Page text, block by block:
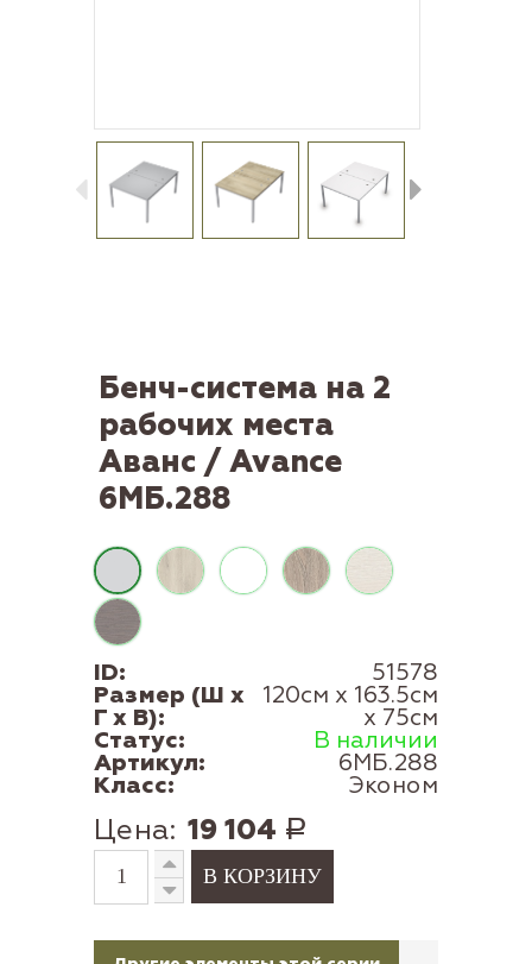
Бенч-система на 2
рабочих места
Аванс / Avance
6МБ.288
ID: 51578
Размер (Ш x
Г x В):
120см x 163.5см
x 75см
Статус: В наличии
Артикул: 6МБ.288
Класс: Эконом
Цена: 19 104 Р